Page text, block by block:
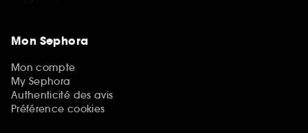
Mon Sephora
Mon compte
My Sephora
Authenticité des avis
Préférence cookies